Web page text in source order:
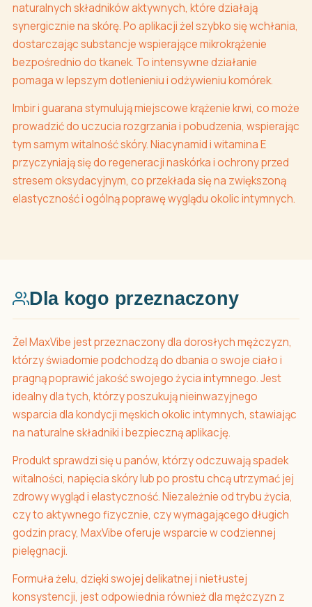
naturalnych składników aktywnych, które działają
synergicznie na skórę. Po aplikacji żel szybko się wchłania,
dostarczając substancje wspierające mikrokrążenie
bezpośrednio do tkanek. To intensywne działanie
pomaga w lepszym dotlenieniu i odżywieniu komórek.
Imbir i guarana stymulują miejscowe krążenie krwi, co może
prowadzić do uczucia rozgrzania i pobudzenia, wspierając
tym samym witalność skóry. Niacynamid i witamina E
przyczyniają się do regeneracji naskórka i ochrony przed
stresem oksydacyjnym, co przekłada się na zwiększoną
elastyczność i ogólną poprawę wyglądu okolic intymnych.
Dla kogo przeznaczony
Żel MaxVibe jest przeznaczony dla dorosłych mężczyzn,
którzy świadomie podchodzą do dbania o swoje ciało i
pragną poprawić jakość swojego życia intymnego. Jest
idealny dla tych, którzy poszukują nieinwazyjnego
wsparcia dla kondycji męskich okolic intymnych, stawiając
na naturalne składniki i bezpieczną aplikację.
Produkt sprawdzi się u panów, którzy odczuwają spadek
witalności, napięcia skóry lub po prostu chcą utrzymać jej
zdrowy wygląd i elastyczność. Niezależnie od trybu życia,
czy to aktywnego fizycznie, czy wymagającego długich
godzin pracy, MaxVibe oferuje wsparcie w codziennej
pielęgnacji.
Formuła żelu, dzięki swojej delikatnej i nietłustej
konsystencji, jest odpowiednia również dla mężczyzn z